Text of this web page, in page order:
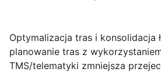
Optymalizacja tras i konsolidacja
planowanie tras z
TMS/telematyki zmniejsza